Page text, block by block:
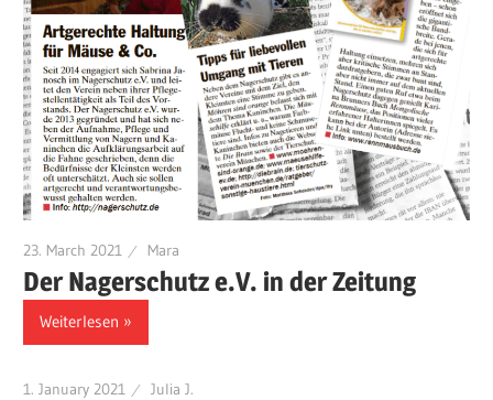
23. March 2021 Mara
Der Nagerschutz e.V. in der Zeitung
Weiterlesen
1. January 2021 Julia J.